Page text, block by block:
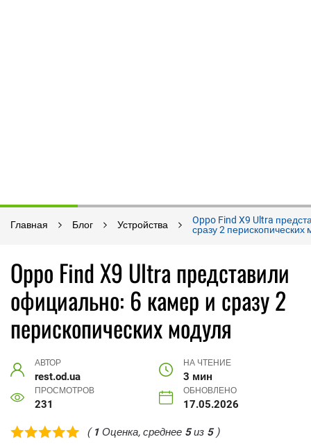
Главная Блог Устройства
Oppo Find X9 Ultra
сразу 2 перископических
Oppo Find X9 Ultra представили
официально: 6 камер и сразу 2
перископических модуля
АВТОР
rest.od.ua
НА ЧТЕНИЕ
3 мин
ПРОСМОТРОВ
231
ОБНОВЛЕНО
17.05.2026
( 1 Оценка, среднее 5из 5)